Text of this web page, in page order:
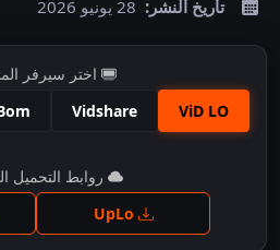
تاريخ النشر: 28 يونيو 2026
اختر سيرفر
ViD LO
Vidshare
اضغط
روابط التحميل